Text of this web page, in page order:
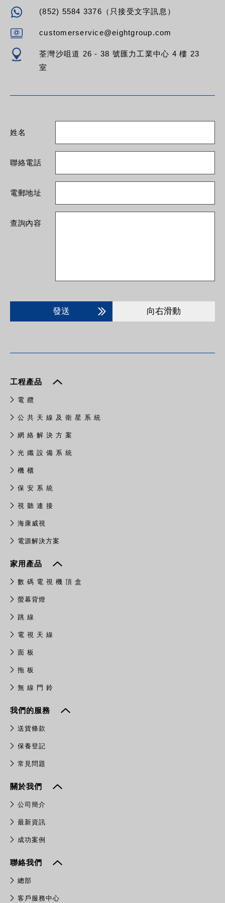
(852) 5584 3376（只接受文字訊息）
customerservice@eightgroup.com
荃灣沙咀道 26 - 38 號匯力工業中心 4 樓 23
室
姓名
聯絡電話
電郵地址
查詢內容
發送 向右滑動
工程產品
電 纜
公 共 天 線 及 衛 星 系 統
網 絡 解 決 方 案
光 纖 設 備 系 統
機 櫃
保 安 系 統
視 聽 連 接
​海康威視
電源解決方案
家用產品
數 碼 電 視 機 頂 盒
螢幕背燈
跳 線
電 視 天 線
面 板
拖 板
無 線 門 鈴
我們的服務
送貨條款
保養登記
常見問題
關於我們
公司簡介
最新資訊
成功案例
聯絡我們
總部
客戶服務中心